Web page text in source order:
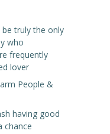
be truly the only
who
frequently
lover
People &
having good
chance